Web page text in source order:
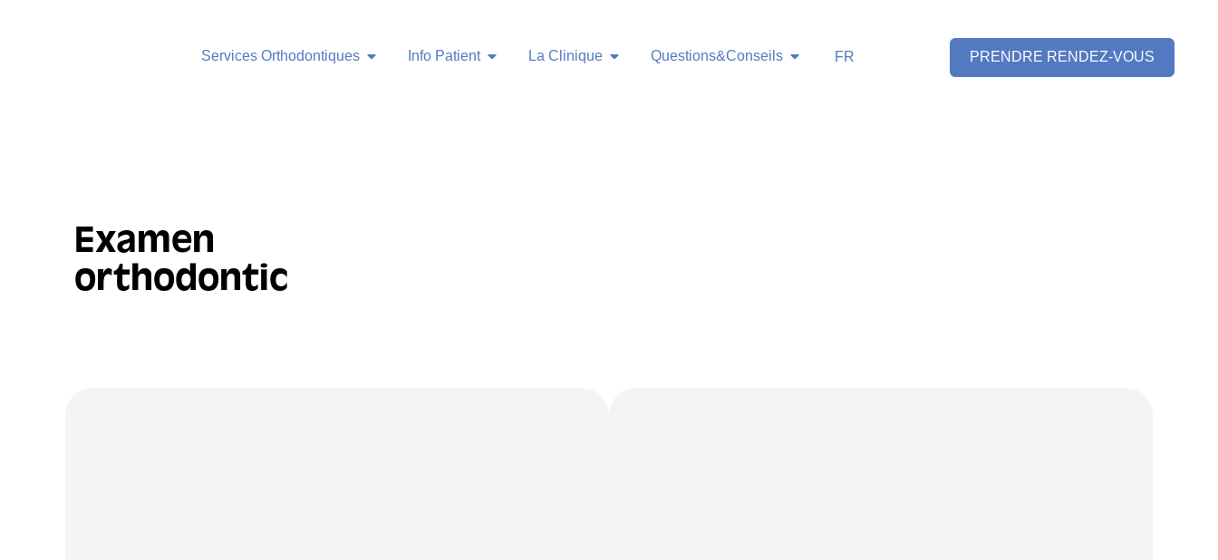
Services Orthodontiques Info Patient La Clinique Questions&Conseils FR PRENDRE RENDEZ-VOUS
Examen
orthodontic